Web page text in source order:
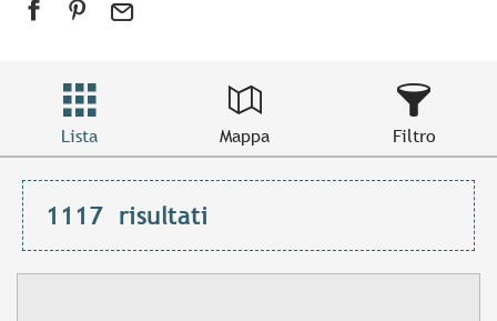
Lista Mappa Filtro
1117 risultati